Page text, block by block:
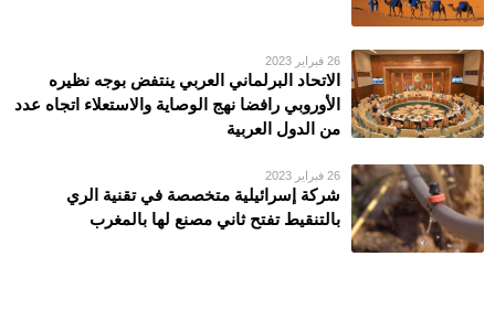
26 فبراير 2023
الاتحاد البرلماني العربي ينتفض بوجه نظيره
الأوروبي رافضا نهج الوصاية والاستعلاء اتجاه عدد
من الدول العربية
26 فبراير 2023
شركة إسرائيلية متخصصة في تقنية الري
بالتنقيط تفتح ثاني مصنع لها بالمغرب